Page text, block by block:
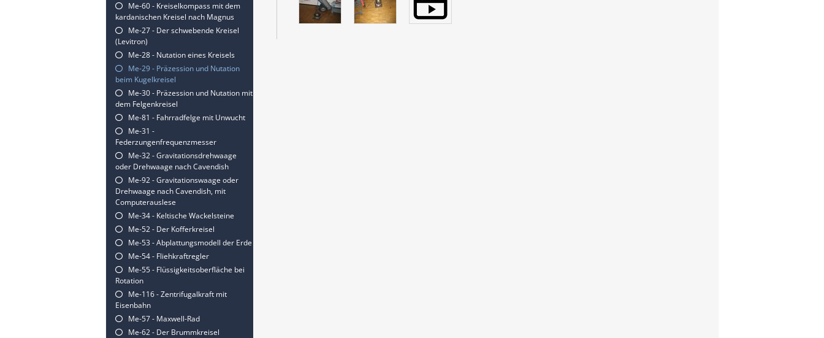
Me-60 - Kreiselkompass mit dem
kardanischen Kreisel nach Magnus
Me-27 - Der schwebende Kreisel
(Levitron)
Me-28 - Nutation eines Kreisels
Me-29 - Präzession und Nutation
beim Kugelkreisel
Me-30 - Präzession und Nutation mit
dem Felgenkreisel
Me-81 - Fahrradfelge mit Unwucht
Me-31 -
Federzungenfrequenzmesser
Me-32 - Gravitationsdrehwaage
oder Drehwaage nach Cavendish
Me-92 - Gravitationswaage oder
Drehwaage nach Cavendish, mit
Computerauslese
Me-34 - Keltische Wackelsteine
Me-52 - Der Kofferkreisel
Me-53 - Abplattungsmodell der Erde
Me-54 - Fliehkraftregler
Me-55 - Flüssigkeitsoberfläche bei
Rotation
Me-116 - Zentrifugalkraft mit
Eisenbahn
Me-57 - Maxwell-Rad
Me-62 - Der Brummkreisel